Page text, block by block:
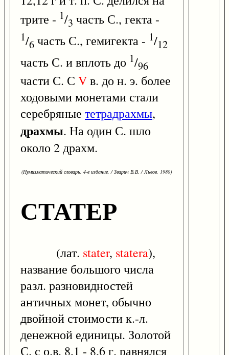
трите - 1/3 часть С., гекта -
1/6 часть С., гемигекта - 1/12
часть С. и вплоть до 1/96
части С. С Vв. до н. э. более
ходовыми монетами стали
серебряные тетрадрахмы,
драхмы. На один С. шло
около 2 драхм.
(Нумизматический словарь. 4-е издание. / Зварич В.В. / Львов, 1980)
СТАТЕР
(лат. stater, statera),
название большого числа
разл. разновидностей
античных монет, обычно
двойной стоимости к.-л.
денежной единицы. Золотой
С. с о.в. 8,1 - 8,6 г. равнялся